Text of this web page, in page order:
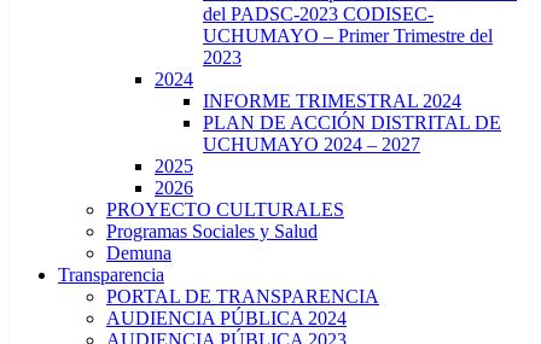
del PADSC-2023 CODISEC-
UCHUMAYO – Primer Trimestre del
2023
2024
INFORME TRIMESTRAL 2024
PLAN DE ACCIÓN DISTRITAL DE
UCHUMAYO 2024 – 2027
2025
2026
PROYECTO CULTURALES
Programas Sociales y Salud
Demuna
Transparencia
PORTAL DE TRANSPARENCIA
AUDIENCIA PÚBLICA 2024
AUDIENCIA PÚBLICA 2023